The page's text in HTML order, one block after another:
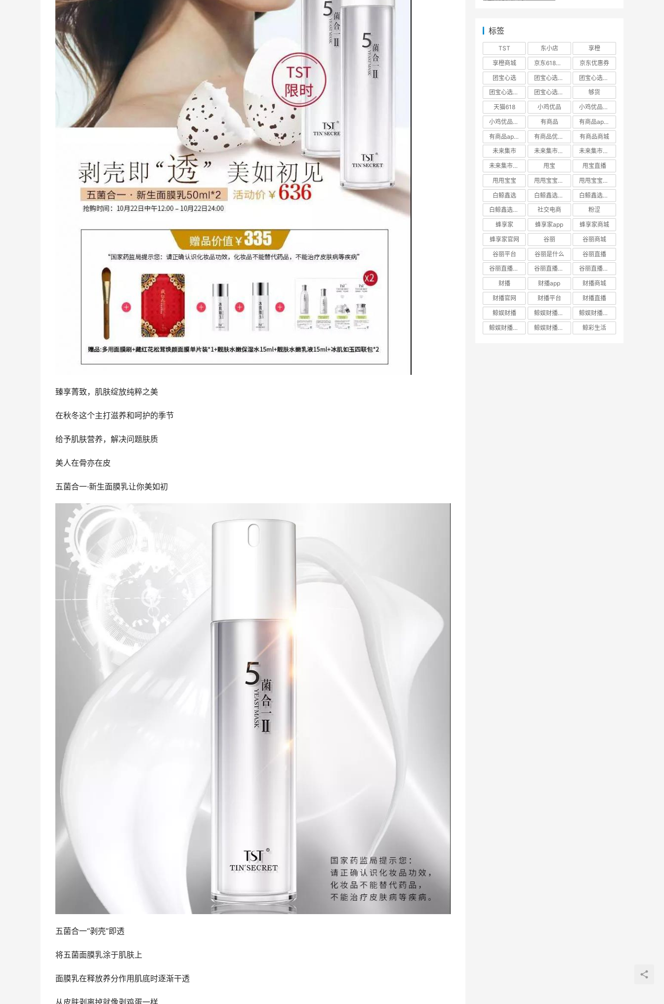
臻享菁致，肌肤绽放纯粹之美
在秋冬这个主打滋养和呵护的季节
给予肌肤营养，解决问题肤质
美人在骨亦在皮
五菌合一·新生面膜乳让你美如初
五菌合一“剥壳”即透
将五菌面膜乳涂于肌肤上
面膜乳在释放养分作用肌底时逐渐干透
标签
TST 东小店
享橙
享橙商城
京东618大促优惠券
京东优惠券
团宝心选
团宝心选商城
团宝心选官方网站
团宝心选官网
团宝心选小程序
够货
天猫618
小鸡优品
小鸡优品商城
小鸡优品官网
有商品
有商品app下载
有商品app邀请码
有商品优惠券
有商品商城
未来集市
未来集市app
未来集市商城
未来集市邀请码
甩宝
甩宝直播
甩甩宝宝
甩甩宝宝商城
甩甩宝宝直播
白鲸鑫选
白鲸鑫选APP
白鲸鑫选商城
白鲸鑫选官网
社交电商
粉涩
蜂享家
蜂享家app
蜂享家商城
蜂享家官网
谷丽
谷丽商城
谷丽平台
谷丽是什么
谷丽直播
谷丽直播官网
谷丽直播平台
谷丽直播怎么加入
财播
财播app
财播商城
财播官网
财播平台
财播直播
鲸娱财播
鲸娱财播app
鲸娱财播商城
鲸娱财播官网
鲸娱财播直播 鲸彩生活